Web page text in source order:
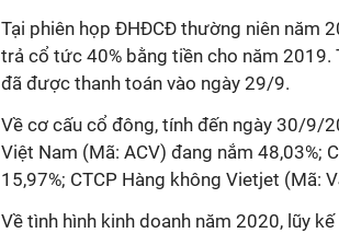
Tại phiên họp ĐHĐCĐ thường niên năm
trả cổ tức 40% bằng tiền cho năm
đã được thanh toán vào ngày 29/9.
Về cơ cấu cổ đông, tính đến ngày 30/9/
Việt Nam (Mã: ACV) đang nắm 48,03%;
15,97%; CTCP Hàng không Vietjet (Mã:
Về tình hình kinh doanh năm 2020, lũy